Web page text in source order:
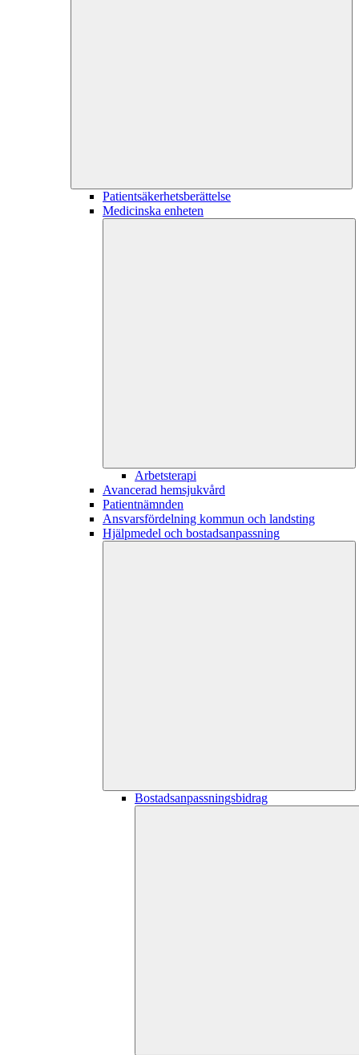
Patientsäkerhetsberättelse
Medicinska enheten
Arbetsterapi
Avancerad hemsjukvård
Patientnämnden
Ansvarsfördelning kommun och landsting
Hjälpmedel och bostadsanpassning
Bostadsanpassningsbidrag